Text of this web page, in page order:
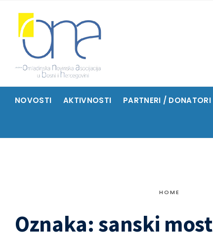
NOVOSTI AKTIVNOSTI PARTNERI / DONATORI
HOME
Oznaka: sanski most